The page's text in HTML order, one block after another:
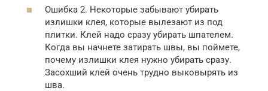
Ошибка 2. Некоторые забывают убирать
излишки клея, которые вылезают из под
плитки. Клей надо сразу убирать шпателем.
Когда вы начнете затирать швы, вы поймете,
почему излишки клея нужно убирать сразу.
Засохший клей очень трудно выковырять из
шва.